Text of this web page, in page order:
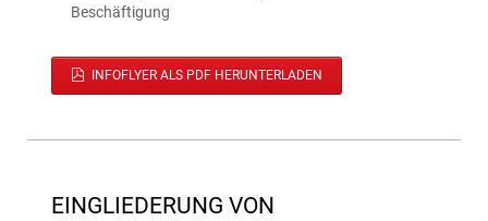
Beschäftigung
INFOFLYER ALS PDF HERUNTERLADEN
EINGLIEDERUNG VON